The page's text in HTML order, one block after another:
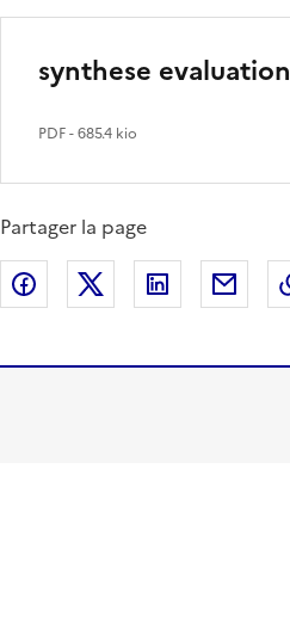
synthese
PDF- 685.4 kio
Partager la page
Partager sur Facebook
Partager sur X
Partager